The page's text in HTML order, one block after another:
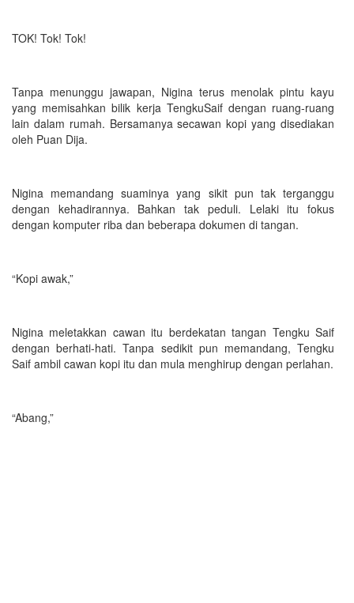
TOK! Tok! Tok!
Tanpa menunggu jawapan, Nigina terus menolak pintu kayu
yang memisahkan bilik kerja TengkuSaif dengan ruang-ruang
lain dalam rumah. Bersamanya secawan kopi yang disediakan
oleh Puan Dija.
Nigina memandang suaminya yang sikit pun tak terganggu
dengan kehadirannya. Bahkan tak peduli. Lelaki itu fokus
dengan komputer riba dan beberapa dokumen di tangan.
“Kopi awak,”
Nigina meletakkan cawan itu berdekatan tangan Tengku Saif
dengan berhati-hati. Tanpa sedikit pun memandang, Tengku
Saif ambil cawan kopi itu dan mula menghirup dengan perlahan.
“Abang,”